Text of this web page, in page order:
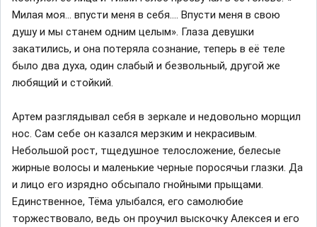
Милая моя… впусти меня в себя…. Впусти меня в свою
душу и мы станем одним целым». Глаза девушки
закатились, и она потеряла сознание, теперь в её теле
было два духа, один слабый и безвольный, другой же
любящий и стойкий.
Артем разглядывал себя в зеркале и недовольно морщил
нос. Сам себе он казался мерзким и некрасивым.
Небольшой рост, тщедушное телосложение, белесые
жирные волосы и маленькие черные поросячьи глазки. Да
и лицо его изрядно обсыпало гнойными прыщами.
Единственное, Тёма улыбался, его самолюбие
торжествовало, ведь он проучил выскочку Алексея и его